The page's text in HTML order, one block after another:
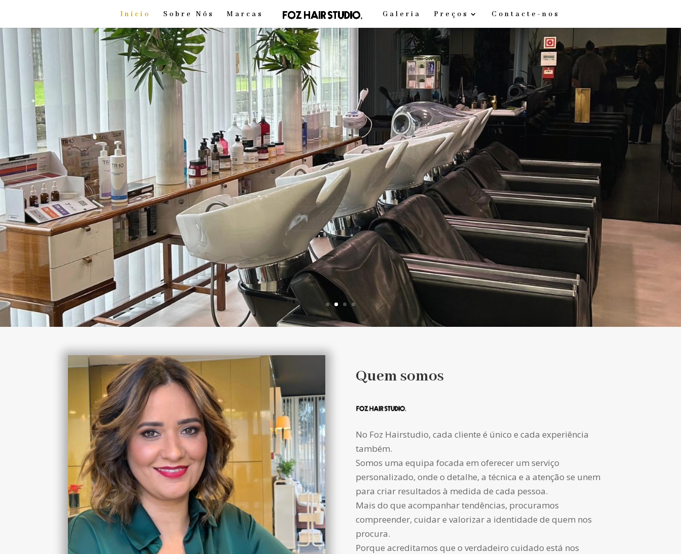
Início Sobre Nós Marcas Galeria Preços Contacte-nos
FOZ HAIRSTUDIO
AUTO ESTIMA . BELEZA . EXCLUSIVIDADE
AGENDE AGORA
Quem somos
No Foz Hairstudio, cada cliente é único e cada experiência
também.
Somos uma equipa focada em oferecer um serviço
personalizado, onde o detalhe, a técnica e a atenção se unem
para criar resultados à medida de cada pessoa.
Mais do que acompanhar tendências, procuramos
compreender, cuidar e valorizar a identidade de quem nos
procura.
Porque acreditamos que o verdadeiro cuidado está nos